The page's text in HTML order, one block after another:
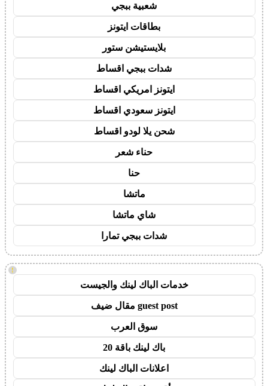
شعبية ببجي
بطاقات ايتونز
بلايستيشن ستور
شدات ببجي اقساط
ايتونز امريكي اقساط
ايتونز سعودي اقساط
شحن يلا لودو اقساط
حناء شعر
حنا
ماتشا
شاي ماتشا
شدات ببجي تمارا
!
خدمات الباك لينك والجيست
guest post مقال ضيف
سوق العرب
باك لينك باقة 20
اعلانات الباك لينك